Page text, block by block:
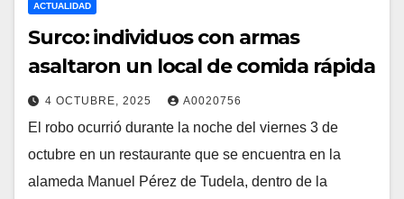
ACTUALIDAD
Surco: individuos con armas
asaltaron un local de comida rápida
4 OCTUBRE, 2025 A0020756
El robo ocurrió durante la noche del viernes 3 de
octubre en un restaurante que se encuentra en la
alameda Manuel Pérez de Tudela, dentro de la